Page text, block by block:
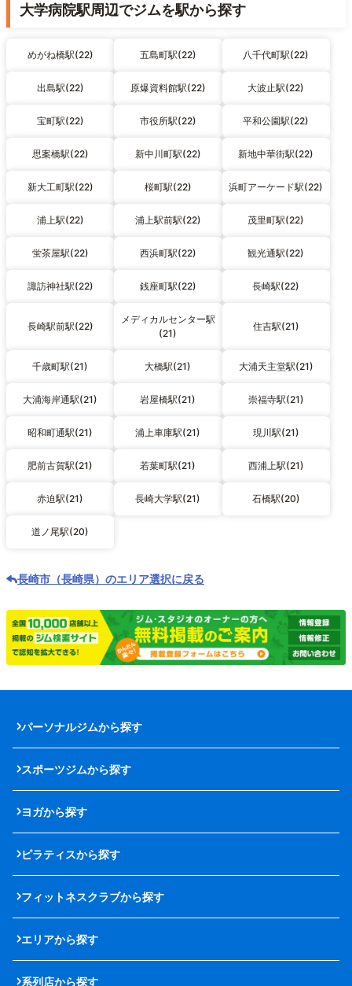
大学病院駅周辺でジムを駅から探す
めがね橋駅(22) 五島町駅(22) 八千代町駅(22)
出島駅(22) 原爆資料館駅(22) 大波止駅(22)
宝町駅(22) 市役所駅(22) 平和公園駅(22)
思案橋駅(22) 新中川町駅(22) 新地中華街駅(22)
新大工町駅(22) 桜町駅(22) 浜町アーケード駅(22)
浦上駅(22) 浦上駅前駅(22) 茂里町駅(22)
蛍茶屋駅(22) 西浜町駅(22) 観光通駅(22)
諏訪神社駅(22) 銭座町駅(22) 長崎駅(22)
長崎駅前駅(22)
メディカルセンター駅
(21)
住吉駅(21)
千歳町駅(21) 大橋駅(21) 大浦天主堂駅(21)
大浦海岸通駅(21) 岩屋橋駅(21) 崇福寺駅(21)
昭和町通駅(21) 浦上車庫駅(21) 現川駅(21)
肥前古賀駅(21) 若葉町駅(21) 西浦上駅(21)
赤迫駅(21) 長崎大学駅(21) 石橋駅(20)
道ノ尾駅(20)
長崎市（長崎県）のエリア選択に戻る
パーソナルジムから探す
スポーツジムから探す
ヨガから探す
ピラティスから探す
フィットネスクラブから探す
エリアから探す
系列店から探す